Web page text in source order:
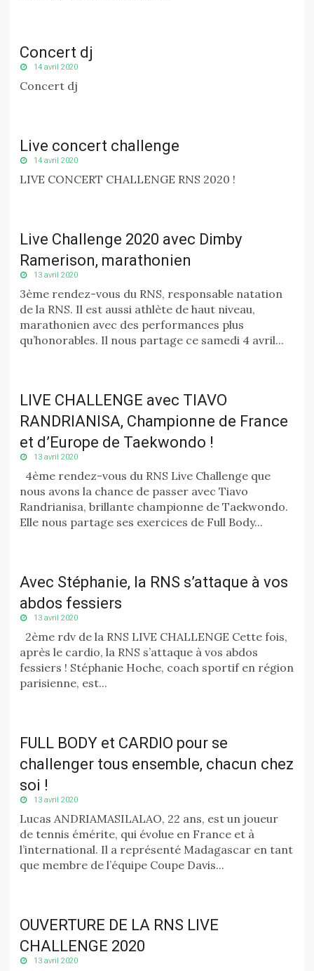
Concert dj
14 avril 2020
Concert dj
Live concert challenge
14 avril 2020
LIVE CONCERT CHALLENGE RNS 2020 !
Live Challenge 2020 avec Dimby
Ramerison, marathonien
13 avril 2020
3ème rendez-vous du RNS, responsable natation
de la RNS. Il est aussi athlète de haut niveau,
marathonien avec des performances plus
qu’honorables. Il nous partage ce samedi 4 avril...
LIVE CHALLENGE avec TIAVO
RANDRIANISA, Championne de France
et d’Europe de Taekwondo !
13 avril 2020
4ème rendez-vous du RNS Live Challenge que
nous avons la chance de passer avec Tiavo
Randrianisa, brillante championne de Taekwondo.
Elle nous partage ses exercices de Full Body...
Avec Stéphanie, la RNS s’attaque à vos
abdos fessiers
13 avril 2020
2ème rdv de la RNS LIVE CHALLENGE Cette fois,
après le cardio, la RNS s’attaque à vos abdos
fessiers ! Stéphanie Hoche, coach sportif en région
parisienne, est...
FULL BODY et CARDIO pour se
challenger tous ensemble, chacun chez
soi !
13 avril 2020
Lucas ANDRIAMASILALAO, 22 ans, est un joueur
de tennis émérite, qui évolue en France et à
l’international. Il a représenté Madagascar en tant
que membre de l’équipe Coupe Davis...
OUVERTURE DE LA RNS LIVE
CHALLENGE 2020
13 avril 2020